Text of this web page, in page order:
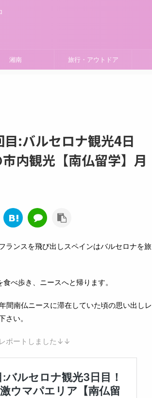
湘南 旅行・アウトドア
目:バルセロナ観光4日
内観光【南仏留学】月
ランスを飛び出しスペインはバルセロナを旅
べ歩き、ニースへと帰ります。
南仏ニースに滞在していた頃の思い出しレ
い。
ポートしました↓↓